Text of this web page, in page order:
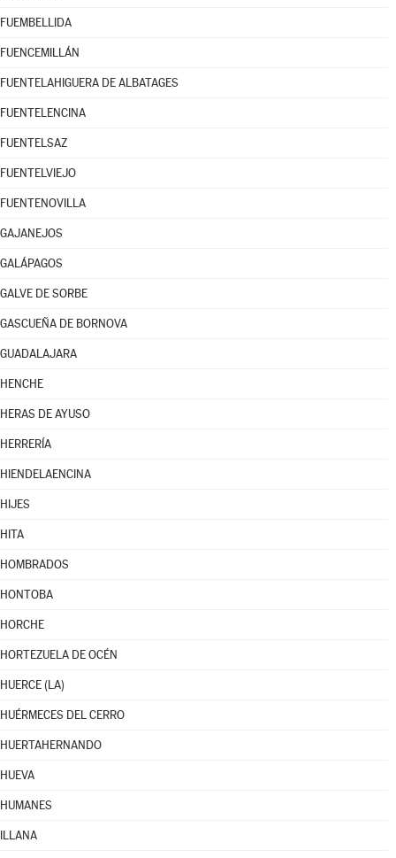
FUEMBELLIDA
FUENCEMILLÁN
FUENTELAHIGUERA DE ALBATAGES
FUENTELENCINA
FUENTELSAZ
FUENTELVIEJO
FUENTENOVILLA
GAJANEJOS
GALÁPAGOS
GALVE DE SORBE
GASCUEÑA DE BORNOVA
GUADALAJARA
HENCHE
HERAS DE AYUSO
HERRERÍA
HIENDELAENCINA
HIJES
HITA
HOMBRADOS
HONTOBA
HORCHE
HORTEZUELA DE OCÉN
HUERCE (LA)
HUÉRMECES DEL CERRO
HUERTAHERNANDO
HUEVA
HUMANES
ILLANA